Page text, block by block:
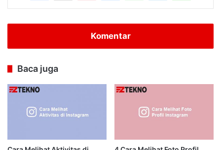
Komentar
Baca juga